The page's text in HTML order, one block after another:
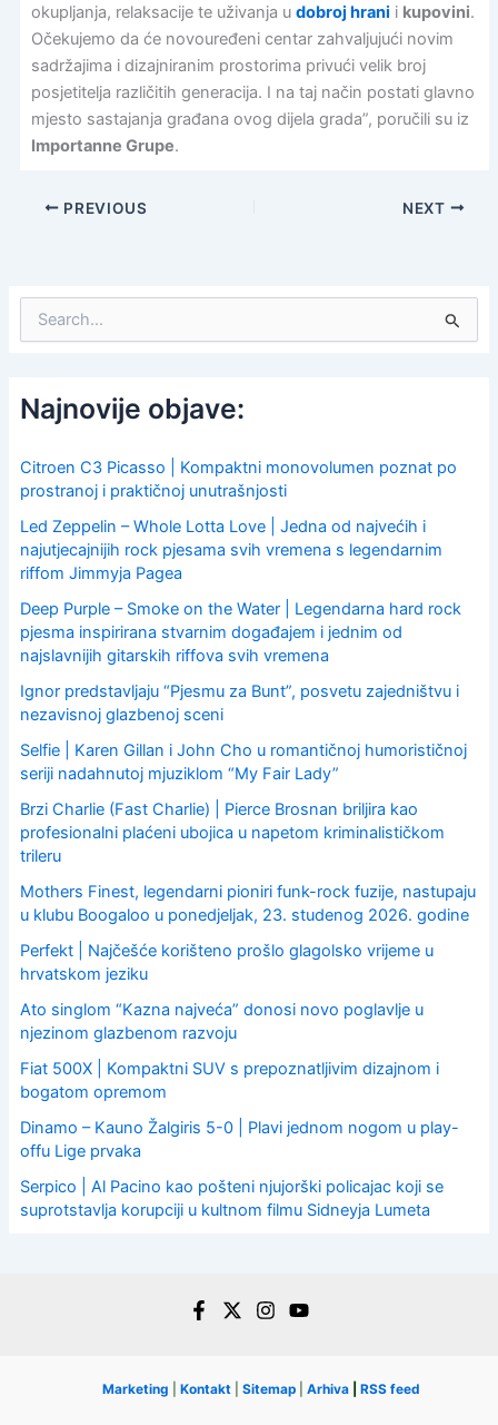
okupljanja, relaksacije te uživanja u dobroj hrani i kupovini.
Očekujemo da će novouređeni centar zahvaljujući novim
sadržajima i dizajniranim prostorima privući velik broj
posjetitelja različitih generacija. I na taj način postati glavno
mjesto sastajanja građana ovog dijela grada”, poručili su iz
Importanne Grupe.
PREVIOUS NEXT
c
h
o
r
Najnovije objave:
Citroen C3 Picasso | Kompaktni monovolumen poznat po
prostranoj i praktičnoj unutrašnjosti
Led Zeppelin – Whole Lotta Love | Jedna od najvećih i
najutjecajnijih rock pjesama svih vremena s legendarnim
riffom Jimmyja Pagea
Deep Purple – Smoke on the Water | Legendarna hard rock
pjesma inspirirana stvarnim događajem i jednim od
najslavnijih gitarskih riffova svih vremena
Ignor predstavljaju “Pjesmu za Bunt”, posvetu zajedništvu i
nezavisnoj glazbenoj sceni
Selfie | Karen Gillan i John Cho u romantičnoj humorističnoj
seriji nadahnutoj mjuziklom “My Fair Lady”
Brzi Charlie (Fast Charlie) | Pierce Brosnan briljira kao
profesionalni plaćeni ubojica u napetom kriminalističkom
trileru
Mothers Finest, legendarni pioniri funk-rock fuzije, nastupaju
u klubu Boogaloo u ponedjeljak, 23. studenog 2026. godine
Perfekt | Najčešće korišteno prošlo glagolsko vrijeme u
hrvatskom jeziku
Ato singlom “Kazna najveća” donosi novo poglavlje u
njezinom glazbenom razvoju
Fiat 500X | Kompaktni SUV s prepoznatljivim dizajnom i
bogatom opremom
Dinamo – Kauno Žalgiris 5-0 | Plavi jednom nogom u play-
offu Lige prvaka
Serpico | Al Pacino kao pošteni njujorški policajac koji se
suprotstavlja korupciji u kultnom filmu Sidneyja Lumeta
Marketing Kontakt Sitemap Arhiva RSS feed